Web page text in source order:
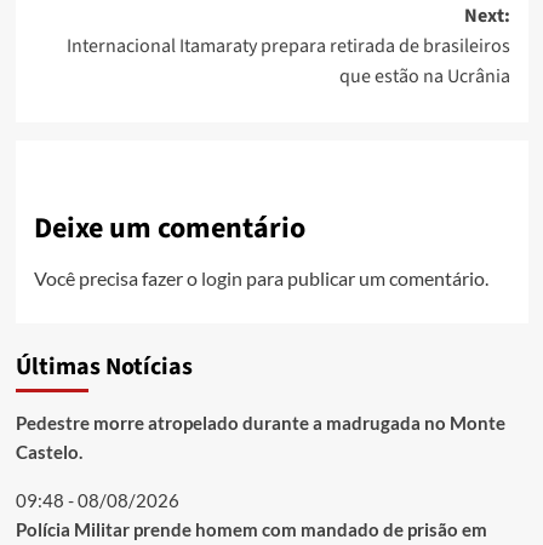
Next:
Internacional Itamaraty prepara retirada de brasileiros
que estão na Ucrânia
Deixe um comentário
Você precisa fazer o login para publicar um comentário.
Últimas Notícias
Pedestre morre atropelado durante a madrugada no Monte
Castelo.
09:48 - 08/08/2026
Polícia Militar prende homem com mandado de prisão em